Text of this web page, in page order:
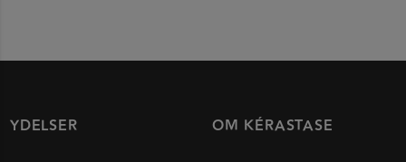
YDELSER OM KÉRASTASE